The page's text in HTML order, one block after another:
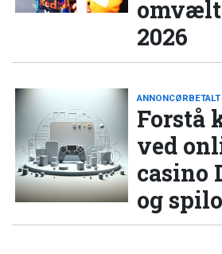
2026
Forstå
ved
casino
og